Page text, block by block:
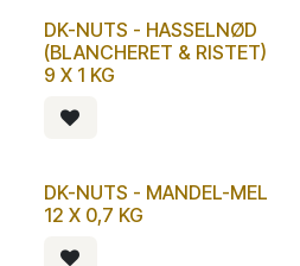
DK-NUTS - HASSELNØD
(BLANCHERET & RISTET)
9 X 1 KG
DK-NUTS - MANDEL-MEL
12 X 0,7 KG